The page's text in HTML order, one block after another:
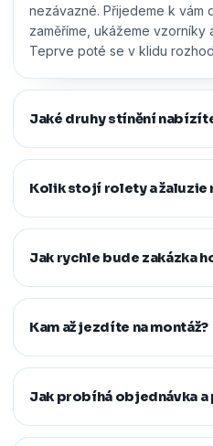
nezávazné. Přijedeme k vám
zaměříme, ukážeme vzorníky
Teprve poté se v klidu
Jaké druhy stínění
Nabízíme vnitřní i venkovní
noc, plisé rolety, římské,
dřevěné, bambusové i
hmyzu. Vyrobíme řešení pro
Kolik stojí rolety a žaluzie
Konečná cena se odvíjí od
vodicích lišt, rozměru oken i
Přesnou cenovou nabídku
Jak rychle bude zakázka
Standardní dodací lhůta je
zabere 1–2 hodiny, větší
jednoho dne. Pokud na
Kam až jezdíte na montáž?
Působíme především v
Pardubickém a Zlínském
rámci našeho regionu
Jak probíhá objednávka a
Stačí nám zavolat, napsat